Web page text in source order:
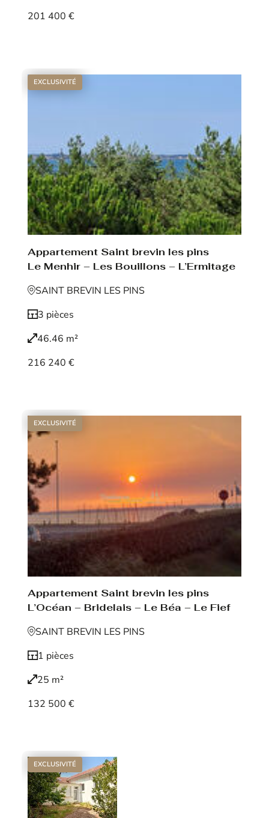
201 400 €
EXCLUSIVITÉ
Appartement Saint brevin les pins
Le Menhir – Les Bouillons – L’Ermitage
SAINT BREVIN LES PINS
3 pièces
46.46 m²
216 240 €
EXCLUSIVITÉ
Appartement Saint brevin les pins
L’Océan – Bridelais – Le Béa – Le Fief
SAINT BREVIN LES PINS
1 pièces
25 m²
132 500 €
EXCLUSIVITÉ